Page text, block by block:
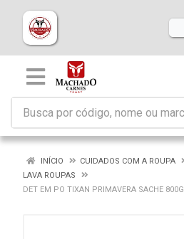
INÍCIO
CUIDADOS COM A ROUPA
LAVA ROUPAS
DET EM PO TIXAN PRIMAVERA SACHE 800G